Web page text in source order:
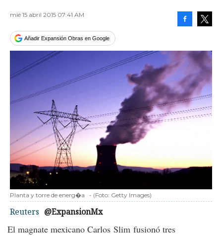
mié 15 abril 2015 07:41 AM
Añadir Expansión Obras en Google
Planta y torre de energ�a - (Foto: Getty Images)
Reuters @ExpansionMx
El magnate mexicano Carlos Slim fusionó tres